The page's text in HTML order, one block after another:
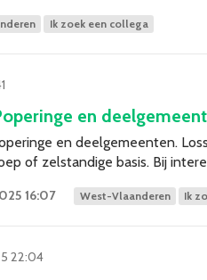
Ik zoek een collega
en
en deelgemeenten.
of zelstandige basis. Bij
16:07 West-Vlaanderen Ik
22:04